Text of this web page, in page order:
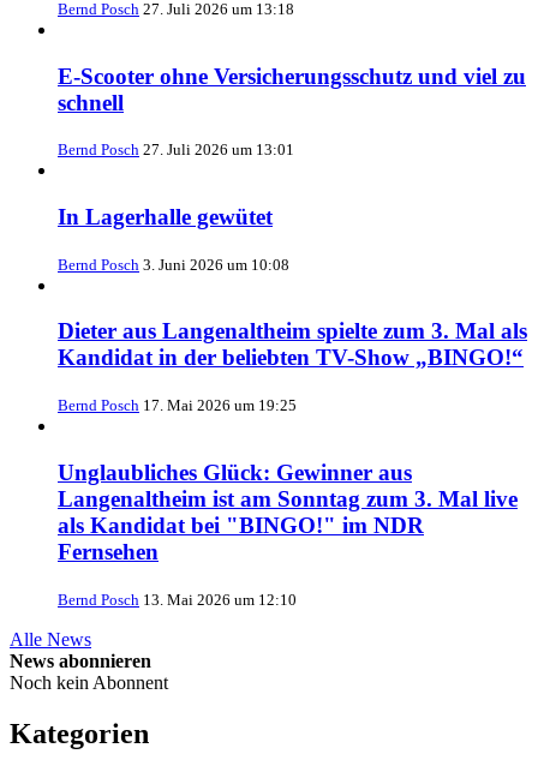
Bernd Posch 27. Juli 2026 um 13:18
E-Scooter ohne Versicherungsschutz und viel zu
schnell
Bernd Posch 27. Juli 2026 um 13:01
In Lagerhalle gewütet
Bernd Posch 3. Juni 2026 um 10:08
Dieter aus Langenaltheim spielte zum 3. Mal als
Kandidat in der beliebten TV-Show „BINGO!“
Bernd Posch 17. Mai 2026 um 19:25
Unglaubliches Glück: Gewinner aus
Langenaltheim ist am Sonntag zum 3. Mal live
als Kandidat bei "BINGO!" im NDR
Fernsehen
Bernd Posch 13. Mai 2026 um 12:10
Alle News
News abonnieren
Noch kein Abonnent
Kategorien